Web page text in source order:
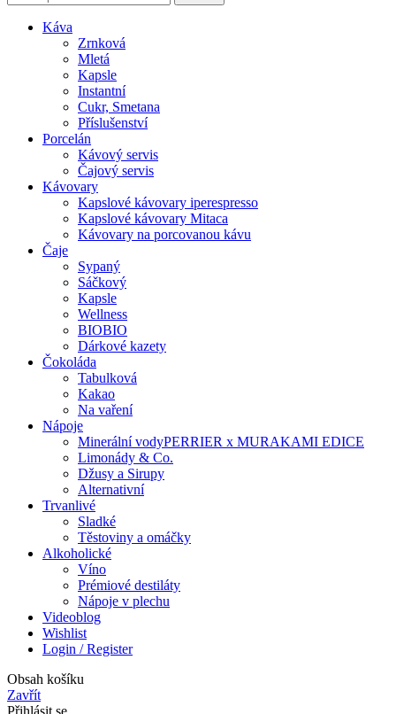
Káva
Zrnková
Mletá
Kapsle
Instantní
Cukr, Smetana
Příslušenství
Porcelán
Kávový servis
Čajový servis
Kávovary
Kapslové kávovary iperespresso
Kapslové kávovary Mitaca
Kávovary na porcovanou kávu
Čaje
Sypaný
Sáčkový
Kapsle
Wellness
BIOBIO
Dárkové kazety
Čokoláda
Tabulková
Kakao
Na vaření
Nápoje
Minerální vodyPERRIER x MURAKAMI EDICE
Limonády & Co.
Džusy a Sirupy
Alternativní
Trvanlivé
Sladké
Těstoviny a omáčky
Alkoholické
Víno
Prémiové destiláty
Nápoje v plechu
Videoblog
Wishlist
Login / Register
Obsah košíku
Zavřít
Přihlásit se